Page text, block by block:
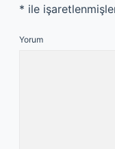
* ile
Yorum